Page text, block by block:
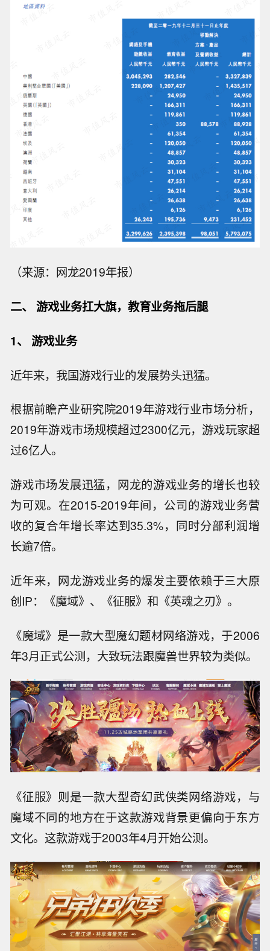
（来源：网龙2019年报）
二、 游戏业务扛大旗，教育业务拖后腿
1、 游戏业务
近年来，我国游戏行业的发展势头迅猛。
根据前瞻产业研究院2019年游戏行业市场分析，
2019年游戏市场规模超过2300亿元，游戏玩家超
过6亿人。
游戏市场发展迅猛，网龙的游戏业务的增长也较
为可观。在2015-2019年间，公司的游戏业务营
收的复合年增长率达到35.3%，同时分部利润增
长逾7倍。
近年来，网龙游戏业务的爆发主要依赖于三大原
创IP：《魔域》、《征服》和《英魂之刃》。
《魔域》是一款大型魔幻题材网络游戏，于2006
年3月正式公测，大致玩法跟魔兽世界较为类似。
《征服》则是一款大型奇幻武侠类网络游戏，与
魔域不同的地方在于这款游戏背景更偏向于东方
文化。这款游戏于2003年4月开始公测。